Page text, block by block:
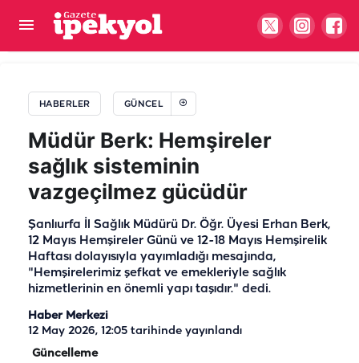
HABERLER GÜNCEL
Müdür Berk: Hemşireler
sağlık sisteminin
vazgeçilmez gücüdür
Şanlıurfa İl Sağlık Müdürü Dr. Öğr. Üyesi Erhan Berk,
12 Mayıs Hemşireler Günü ve 12-18 Mayıs Hemşirelik
Haftası dolayısıyla yayımladığı mesajında,
"Hemşirelerimiz şefkat ve emekleriyle sağlık
hizmetlerinin en önemli yapı taşıdır." dedi.
Haber Merkezi
12 May 2026, 12:05 tarihinde yayınlandı
Güncelleme
Harran Üniversitesinde skandal iddia!